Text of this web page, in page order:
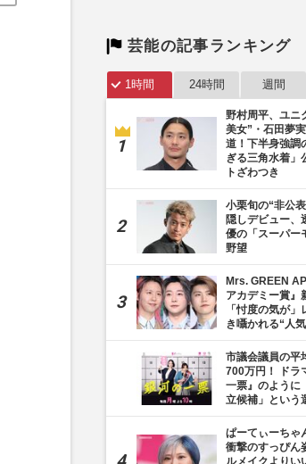
芸能の記事ランキング
1時間 24時間 週間
野村周平、ユニ
美女”・石田夢
道！下半身強調
ぎる三角水着」
トざわつき
小栗旬の“非公
隠しデビュー、
優の「スーパー
野望
Mrs. GREEN
アカデミー賞』
「忖度の気が
き囁かれる“人
市議会議員の平
700万円！ ドラ
一票』のように
立候補」という
ぱーてぃーちゃ
衝撃のすっぴん
ルメイクよりい